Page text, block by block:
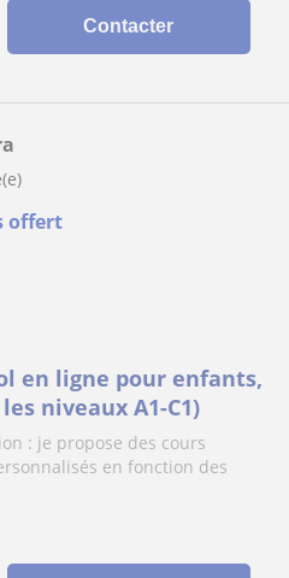
Contacter
offert
en ligne pour enfants,
niveaux A1-C1)
: je propose des cours
en fonction des